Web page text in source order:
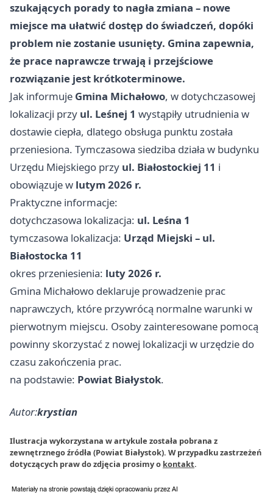
szukających porady to nagła zmiana – nowe
miejsce ma ułatwić dostęp do świadczeń, dopóki
problem nie zostanie usunięty. Gmina zapewnia,
że prace naprawcze trwają i przejściowe
rozwiązanie jest krótkoterminowe.
Jak informuje Gmina Michałowo, w dotychczasowej
lokalizacji przy ul. Leśnej 1 wystąpiły utrudnienia w
dostawie ciepła, dlatego obsługa punktu została
przeniesiona. Tymczasowa siedziba działa w budynku
Urzędu Miejskiego przy ul. Białostockiej 11 i
obowiązuje w lutym 2026 r.
Praktyczne informacje:
dotychczasowa lokalizacja: ul. Leśna 1
tymczasowa lokalizacja: Urząd Miejski – ul.
Białostocka 11
okres przeniesienia: luty 2026 r.
Gmina Michałowo deklaruje prowadzenie prac
naprawczych, które przywrócą normalne warunki w
pierwotnym miejscu. Osoby zainteresowane pomocą
powinny skorzystać z nowej lokalizacji w urzędzie do
czasu zakończenia prac.
na podstawie: Powiat Białystok.
Autor:krystian
Ilustracja wykorzystana w artykule została pobrana z
zewnętrznego źródła (Powiat Białystok). W przypadku zastrzeżeń
dotyczących praw do zdjęcia prosimy o kontakt.